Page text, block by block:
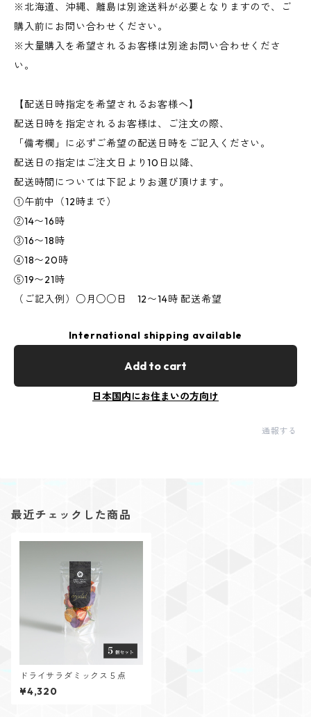
※北海道、沖縄、離島は別途送料が必要となりますので、ご
購入前にお問い合わせください。
※大量購入を希望されるお客様は別途お問い合わせくださ
い。
【配送日時指定を希望されるお客様へ】
配送日時を指定されるお客様は、ご注文の際、
「備考欄」に必ずご希望の配送日時をご記入ください。
配送日の指定はご注文日より10日以降、
配送時間については下記よりお選び頂けます。
①午前中（12時まで）
②14〜16時
③16〜18時
④18〜20時
⑤19〜21時
（ご記入例）○月○○日 12〜14時 配送希望
International shipping available
Add to cart
日本国内にお住まいの方向け
通報する
最近チェックした商品
ドライサラダミックス５点
¥4,320